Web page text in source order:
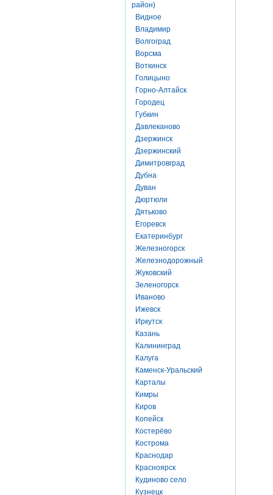
район)
Видное
Владимир
Волгоград
Ворсма
Воткинск
Голицыно
Горно-Алтайск
Городец
Губкин
Давлеканово
Дзержинск
Дзержинский
Димитровград
Дубна
Дуван
Дюртюли
Дятьково
Егоревск
Екатеринбург
Железногорск
Железнодорожный
Жуковский
Зеленогорск
Иваново
Ижевск
Иркутск
Казань
Калининград
Калуга
Каменск-Уральский
Карталы
Кимры
Киров
Копейск
Костерёво
Кострома
Краснодар
Красноярск
Кудиново село
Кузнецк